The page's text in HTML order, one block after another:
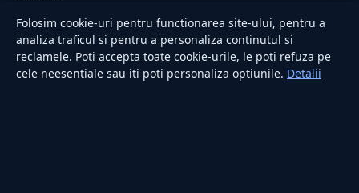
Sănătate
Utile
RUBRICI
Folosim cookie-uri pentru functionarea site-ului, pentru a
analiza traficul si pentru a personaliza continutul si
reclamele. Poti accepta toate cookie-urile, le poti refuza pe
cele neesentiale sau iti poti personaliza optiunile. Detalii